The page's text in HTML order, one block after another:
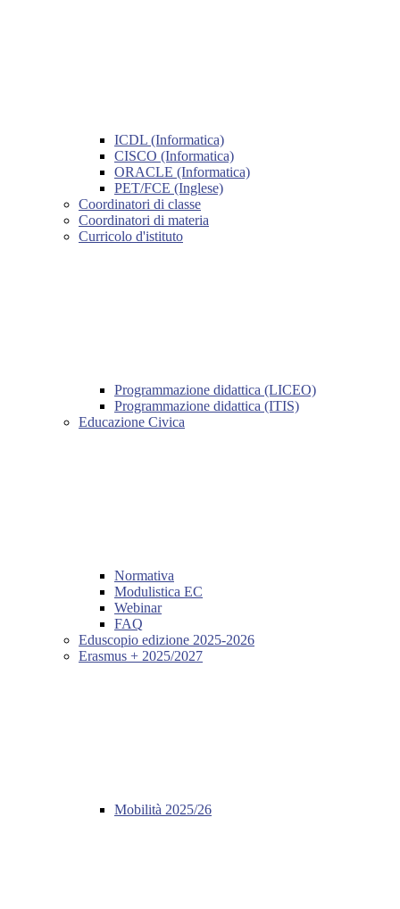
ICDL (Informatica)
CISCO (Informatica)
ORACLE (Informatica)
PET/FCE (Inglese)
Coordinatori di classe
Coordinatori di materia
Curricolo d'istituto
Programmazione didattica (LICEO)
Programmazione didattica (ITIS)
Educazione Civica
Normativa
Modulistica EC
Webinar
FAQ
Eduscopio edizione 2025-2026
Erasmus + 2025/2027
Mobilità 2025/26